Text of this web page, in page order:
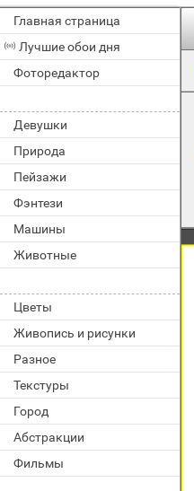
Главная страница
Лучшие обои дня
Фоторедактор
Девушки
Природа
Пейзажи
Фэнтези
Машины
Животные
Цветы
Живопись и рисунки
Разное
Текстуры
Город
Абстракции
Фильмы